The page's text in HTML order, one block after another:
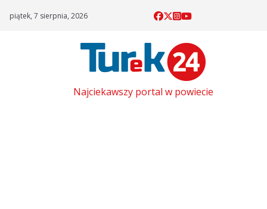
piątek, 7 sierpnia, 2026
Najciekawszy portal w powiecie